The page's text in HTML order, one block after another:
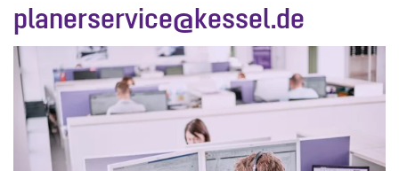
planerservice@kessel.de